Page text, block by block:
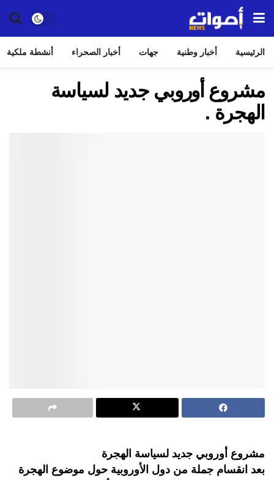
الرئيسية أخبار وطنية جهات أخبار الصحراء أنشطة ملكية
مشروع أوروبي جديد لسياسة
الهجرة .
مشروع أوروبي جديد لسياسة الهجرة
بعد انقسام جملة من دول الأوروبية حول موضوع الهجرة